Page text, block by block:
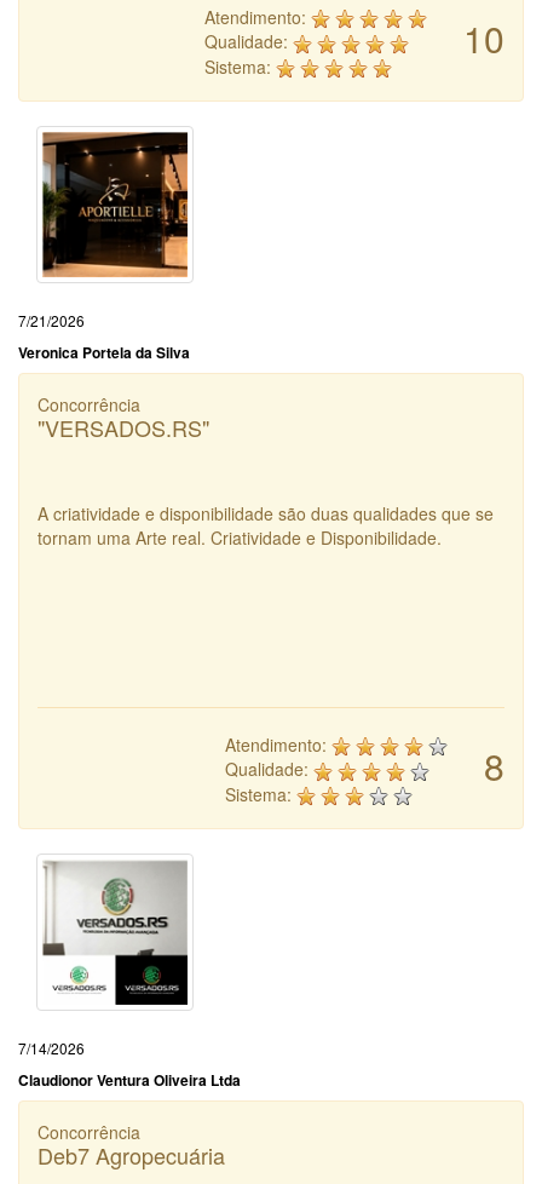
10
Atendimento:
Qualidade:
Sistema:
7/21/2026
Veronica Portela da Silva
Concorrência
"VERSADOS.RS"
A criatividade e disponibilidade são duas qualidades que se
tornam uma Arte real. Criatividade e Disponibilidade.
8
Atendimento:
Qualidade:
Sistema:
7/14/2026
Claudionor Ventura Oliveira Ltda
Concorrência
Deb7 Agropecuária